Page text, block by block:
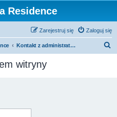
Residence
Zaloguj się
Zarejestruj się
Kontakt z administratorem witryny
witryny